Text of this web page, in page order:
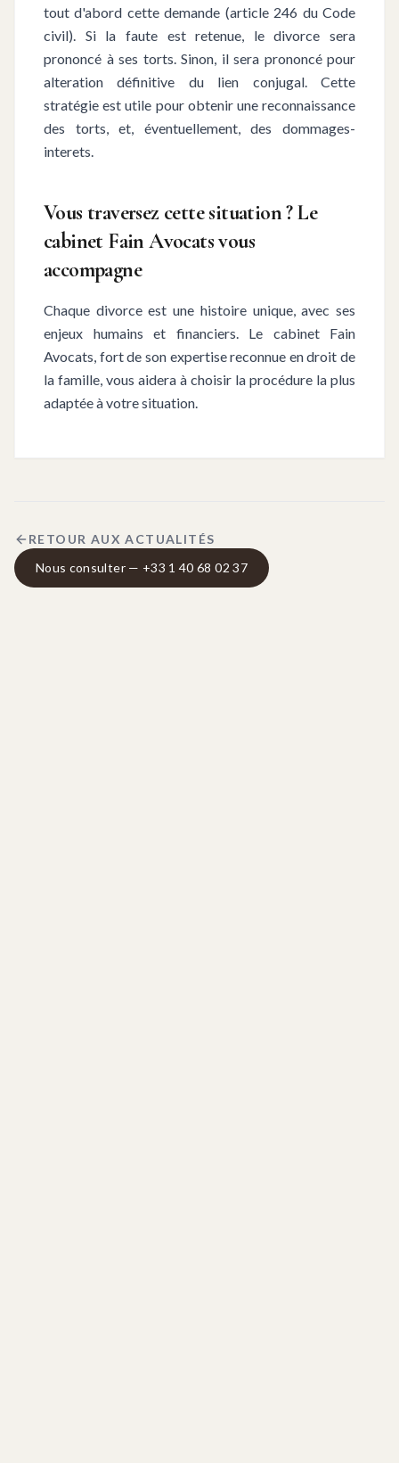
tout d'abord cette demande (article 246 du Code
civil). Si la faute est retenue, le divorce sera
prononcé à ses torts. Sinon, il sera prononcé pour
alteration définitive du lien conjugal. Cette
stratégie est utile pour obtenir une reconnaissance
des torts, et, éventuellement, des dommages-
interets.
Vous traversez cette situation ? Le
cabinet Fain Avocats vous
accompagne
Chaque divorce est une histoire unique, avec ses
enjeux humains et financiers. Le cabinet Fain
Avocats, fort de son expertise reconnue en droit de
la famille, vous aidera à choisir la procédure la plus
adaptée à votre situation.
RETOUR AUX ACTUALITÉS
Nous consulter — +33 1 40 68 02 37